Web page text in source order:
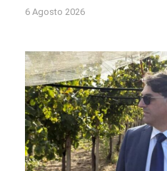
6 Agosto 2026